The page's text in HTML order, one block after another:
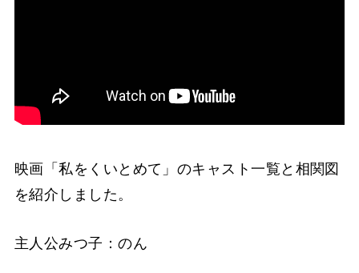
映画「私をくいとめて」のキャスト一覧と相関図
を紹介しました。
主人公みつ子：のん